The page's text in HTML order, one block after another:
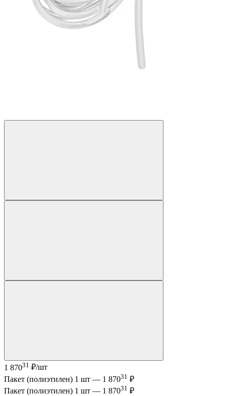
1 87031 ₽/шт
Пакет (полиэтилен) 1 шт — 1 87031 ₽
Пакет (полиэтилен) 1 шт — 1 87031 ₽